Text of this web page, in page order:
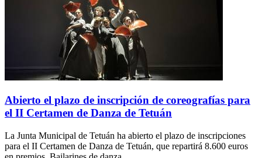
Abierto el plazo de inscripción de coreografías para
el II Certamen de Danza de Tetuán
La Junta Municipal de Tetuán ha abierto el plazo de inscripciones
para el II Certamen de Danza de Tetuán, que repartirá 8.600 euros